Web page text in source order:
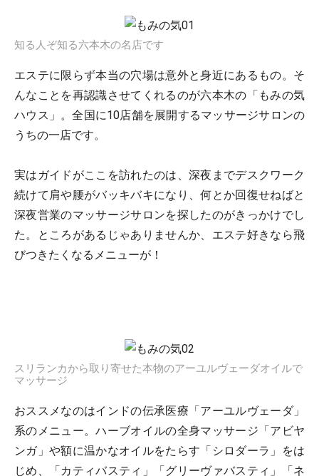
知る人ぞ知る六本木の名店です
エステに限らず本当の穴場は意外と身近にあるもの。そ
んなことを再認識させてくれるのが六本木の「もみの気
ハウス」。全国に10店舗を展開するマッサージサロンの
うちの一店です。
実はガイドがここを訪れたのは、深夜までデスクワーク
続けて肩や腰がバッキバキになり、何とか回復せねばと
深夜営業のマッサージサロンを探したのがきっかけでし
た。ところがあるじゃありませんか、エステ好きなら飛
びつきたくなるメニューが！
スリランカから取り寄せた本物のアーユルヴェーダオイルで
マッサージ
おススメなのはインドの伝承医療「アーユルヴェーダ」
系のメニュー。ハーブオイルの全身マッサージ「アビヤ
ンガ」や額に温かなオイルをたらす「シロダーラ」をは
じめ、「カティバスティ」「グリーヴァバスティ」「ネ